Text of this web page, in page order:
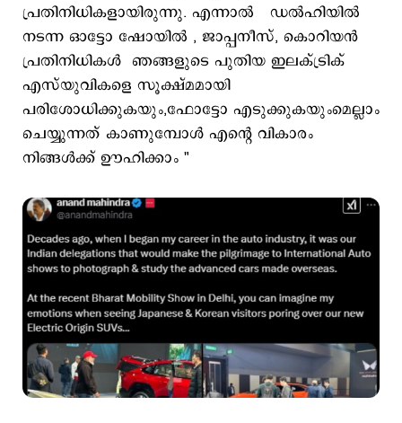
പ്രതിനിധികളായിരുന്നു. എന്നാല്‍ ഡൽഹിയിൽ
നടന്ന ഓട്ടോ ഷോയില്‍ , ജാപ്പനീസ്, കൊറിയൻ
പ്രതിനിധികൾ ഞങ്ങളുടെ പുതിയ ഇലക്‌ട്രിക്
എസ്‌യുവികളെ സൂക്ഷ്മമായി
പരിശോധിക്കുകയും,ഫോട്ടോ എടുക്കുകയുംമെല്ലാം
ചെയ്യുന്നത് കാണുമ്പോള്‍ എന്‍റെ വികാരം
നിങ്ങള്‍ക്ക് ഊഹിക്കാം "